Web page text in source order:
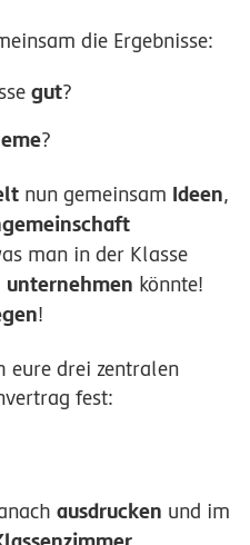
die Ergebnisse:
gut?
?
nun gemeinsam Ideen,
man in der Klasse
unternehmen könnte!
!
eure drei zentralen
fest:
ausdrucken und im